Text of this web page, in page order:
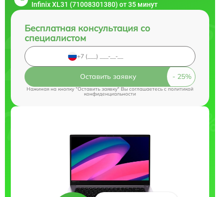
Infinix XL31 (71008301380) от 35 минут
Бесплатная консультация со
специалистом
Оставить заявку
Нажимая на кнопку "Оставить заявку" Вы соглашаетесь cполитикой
конфиденциальности